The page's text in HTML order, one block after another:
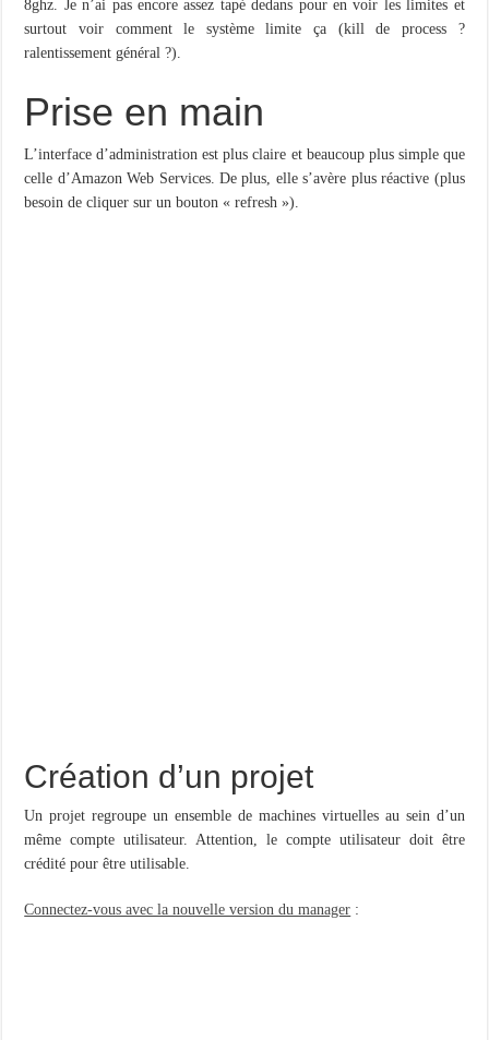
8ghz. Je n’ai pas encore assez tapé dedans pour en voir les limites et
surtout voir comment le système limite ça (kill de process ?
ralentissement général ?).
Prise en main
L’interface d’administration est plus claire et beaucoup plus simple que
celle d’Amazon Web Services. De plus, elle s’avère plus réactive (plus
besoin de cliquer sur un bouton « refresh »).
Création d’un projet
Un projet regroupe un ensemble de machines virtuelles au sein d’un
même compte utilisateur. Attention, le compte utilisateur doit être
crédité pour être utilisable.
Connectez-vous avec la nouvelle version du manager :